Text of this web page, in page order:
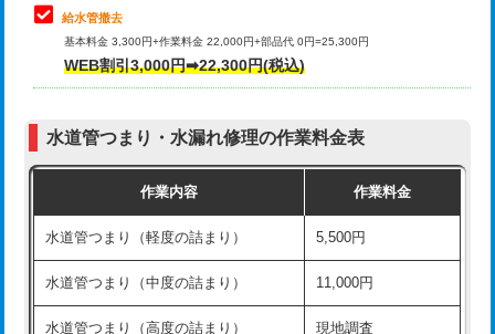
マス交換（深さ50㎝以上）
コンクリート斫り（厚さ10㎝まで）
モルタル補修（厚さ10㎝超え） 38,500円
洗面台設置 38,500円
化粧台設置 22,000円
その他部品の脱着
交換・取付（タンク）
式）)
式・ワンホール）)
交換・取付(排水栓・排水トラップ
22,000円+材料費
給水管撤去
基本料金 3,300円+作業料金 22,000円+部品代 0円=25,300円
WEB割引3,000円➡22,300円(税込)
水道管つまり・水漏れ修理の作業料金表
作業内容 作業料金
水道管つまり（軽度の詰まり） 5,500円
水道管つまり（中度の詰まり） 11,000円
水道管つまり（高度の詰まり） 現地調査